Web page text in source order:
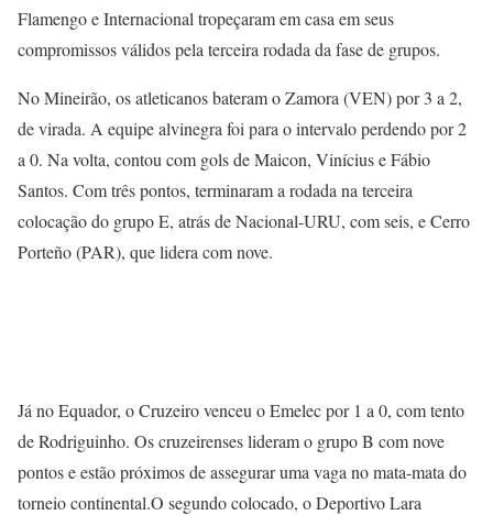
Flamengo e Internacional tropeçaram em casa em seus
compromissos válidos pela terceira rodada da fase de grupos.
No Mineirão, os atleticanos bateram o Zamora (VEN) por 3 a 2,
de virada. A equipe alvinegra foi para o intervalo perdendo por 2
a 0. Na volta, contou com gols de Maicon, Vinícius e Fábio
Santos. Com três pontos, terminaram a rodada na terceira
colocação do grupo E, atrás de Nacional-URU, com seis, e Cerro
Porteño (PAR), que lidera com nove.
Já no Equador, o Cruzeiro venceu o Emelec por 1 a 0, com tento
de Rodriguinho. Os cruzeirenses lideram o grupo B com nove
pontos e estão próximos de assegurar uma vaga no mata-mata do
torneio continental.O segundo colocado, o Deportivo Lara